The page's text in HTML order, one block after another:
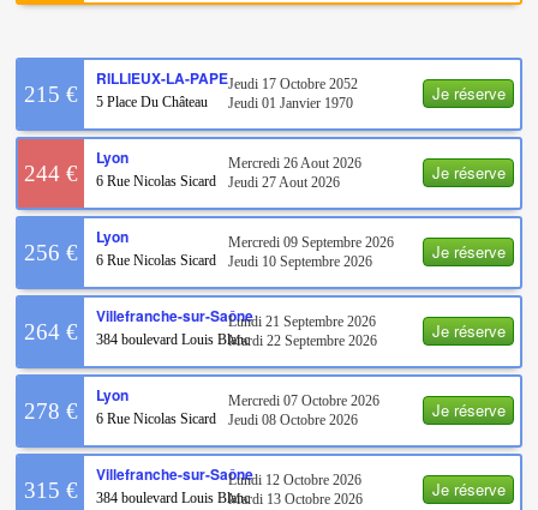
Je réserve
215 €
RILLIEUX-LA-PAPE
5 Place Du Château
Jeudi 17 Octobre 2052
Jeudi 01 Janvier 1970
Je réserve
244 €
Lyon
6 Rue Nicolas Sicard
Mercredi 26 Aout 2026
Jeudi 27 Aout 2026
Je réserve
256 €
Lyon
6 Rue Nicolas Sicard
Mercredi 09 Septembre 2026
Jeudi 10 Septembre 2026
Je réserve
264 €
Villefranche-sur-Saône
384 boulevard Louis Blanc
Lundi 21 Septembre 2026
Mardi 22 Septembre 2026
Je réserve
278 €
Lyon
6 Rue Nicolas Sicard
Mercredi 07 Octobre 2026
Jeudi 08 Octobre 2026
Je réserve
315 €
Villefranche-sur-Saône
384 boulevard Louis Blanc
Lundi 12 Octobre 2026
Mardi 13 Octobre 2026